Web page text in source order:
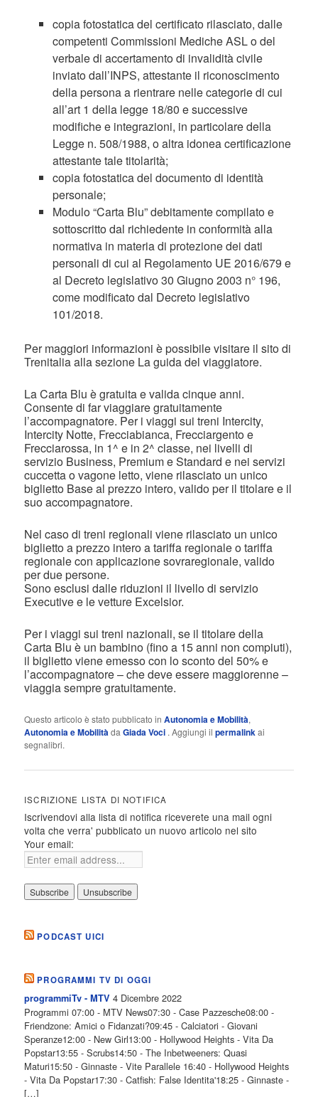
copia fotostatica del certificato rilasciato, dalle
competenti Commissioni Mediche ASL o del
verbale di accertamento di invalidità civile
inviato dall’INPS, attestante il riconoscimento
della persona a rientrare nelle categorie di cui
all’art 1 della legge 18/80 e successive
modifiche e integrazioni, in particolare della
Legge n. 508/1988, o altra idonea certificazione
attestante tale titolarità;
copia fotostatica del documento di identità
personale;
Modulo “Carta Blu” debitamente compilato e
sottoscritto dal richiedente in conformità alla
normativa in materia di protezione dei dati
personali di cui al Regolamento UE 2016/679 e
al Decreto legislativo 30 Giugno 2003 n° 196,
come modificato dal Decreto legislativo
101/2018.
Per maggiori informazioni è possibile visitare il sito di
Trenitalia alla sezione La guida del viaggiatore.
La Carta Blu è gratuita e valida cinque anni.
Consente di far viaggiare gratuitamente
l’accompagnatore. Per i viaggi sui treni Intercity,
Intercity Notte, Frecciabianca, Frecciargento e
Frecciarossa, in 1^ e in 2^ classe, nei livelli di
servizio Business, Premium e Standard e nei servizi
cuccetta o vagone letto, viene rilasciato un unico
biglietto Base al prezzo intero, valido per il titolare e il
suo accompagnatore.
Nel caso di treni regionali viene rilasciato un unico
biglietto a prezzo intero a tariffa regionale o tariffa
regionale con applicazione sovraregionale, valido
per due persone.
Sono esclusi dalle riduzioni il livello di servizio
Executive e le vetture Excelsior.
Per i viaggi sui treni nazionali, se il titolare della
Carta Blu è un bambino (fino a 15 anni non compiuti),
il biglietto viene emesso con lo sconto del 50% e
l’accompagnatore – che deve essere maggiorenne –
viaggia sempre gratuitamente.
Questo articolo è stato pubblicato inAutonomia e Mobilità,
Autonomia e MobilitàdaGiada Voci . Aggiungi ilpermalinkai
segnalibri.
ISCRIZIONE LISTA DI NOTIFICA
Iscrivendovi alla lista di notifica riceverete una mail ogni
volta che verra' pubblicato un nuovo articolo nel sito
Your email:
PODCAST UICI
PROGRAMMI TV DI OGGI
programmiTv - MTV 4 Dicembre 2022
Programmi 07:00 - MTV News07:30 - Case Pazzesche08:00 -
Friendzone: Amici o Fidanzati?09:45 - Calciatori - Giovani
Speranze12:00 - New Girl13:00 - Hollywood Heights - Vita Da
Popstar13:55 - Scrubs14:50 - The Inbetweeners: Quasi
Maturi15:50 - Ginnaste - Vite Parallele 16:40 - Hollywood Heights
- Vita Da Popstar17:30 - Catfish: False Identita'18:25 - Ginnaste -
[…]